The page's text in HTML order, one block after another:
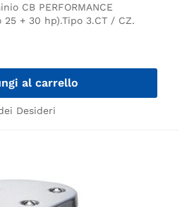
CB PERFORMANCE
25 + 30 hp).Tipo 3.CT / CZ.
al carrello
Desideri